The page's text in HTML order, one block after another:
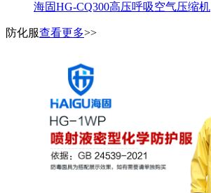
海固HG-CQ300高压呼吸空气压缩机
防化服查看更多>>